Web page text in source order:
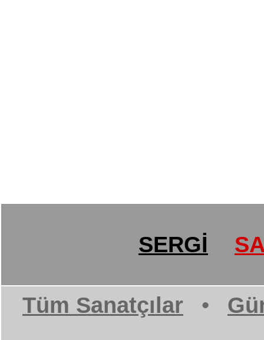
SERGİ
Tüm Sanatçılar •